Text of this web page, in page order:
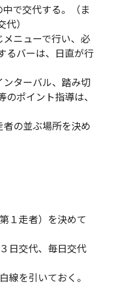
で交代する。（ま
）
ニューで行い、必
るバーは、日直が行
ターバル、踏み切
のポイント指導は、
の並ぶ場所を決め
１走者）を決めて
日交代、毎日交代
線を引いておく。